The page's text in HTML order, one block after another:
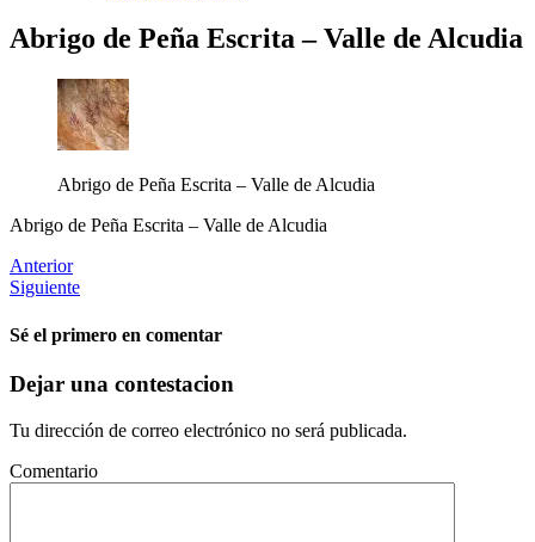
Abrigo de Peña Escrita – Valle de Alcudia
Abrigo de Peña Escrita – Valle de Alcudia
Abrigo de Peña Escrita – Valle de Alcudia
Anterior
Siguiente
Sé el primero en comentar
Dejar una contestacion
Tu dirección de correo electrónico no será publicada.
Comentario